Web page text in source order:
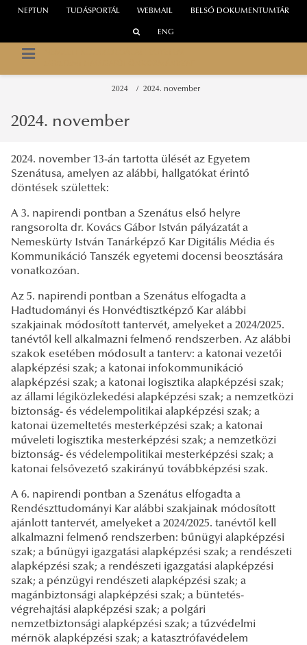
WEBMAIL
NEPTUN TUDÁSPORTÁL BELSŐ DOKUMENTUMTÁR
ENG
2024 2024. november
2024. november
2024. november 13-án tartotta ülését az Egyetem
Szenátusa, amelyen az alábbi, hallgatókat érintő
döntések születtek:
A 3. napirendi pontban a Szenátus első helyre
rangsorolta dr. Kovács Gábor István pályázatát a
Nemeskürty István Tanárképző Kar Digitális Média és
Kommunikáció Tanszék egyetemi docensi beosztására
vonatkozóan.
Az 5. napirendi pontban a Szenátus elfogadta a
Hadtudományi és Honvédtisztképző Kar alábbi
szakjainak módosított tantervét, amelyeket a 2024/2025.
tanévtől kell alkalmazni felmenő rendszerben. Az alábbi
szakok esetében módosult a tanterv: a katonai vezetői
alapképzési szak; a katonai infokommunikáció
alapképzési szak; a katonai logisztika alapképzési szak;
az állami légiközlekedési alapképzési szak; a nemzetközi
biztonság- és védelempolitikai alapképzési szak; a
katonai üzemeltetés mesterképzési szak; a katonai
műveleti logisztika mesterképzési szak; a nemzetközi
biztonság- és védelempolitikai mesterképzési szak; a
katonai felsővezető szakirányú továbbképzési szak.
A 6. napirendi pontban a Szenátus elfogadta a
Rendészttudományi Kar alábbi szakjainak módosított
ajánlott tantervét, amelyeket a 2024/2025. tanévtől kell
alkalmazni felmenő rendszerben: bűnügyi alapképzési
szak; a bűnügyi igazgatási alapképzési szak; a rendészeti
alapképzési szak; a rendészeti igazgatási alapképzési
szak; a pénzügyi rendészeti alapképzési szak; a
magánbiztonsági alapképzési szak; a büntetés-
végrehajtási alapképzési szak; a polgári
nemzetbiztonsági alapképzési szak; a tűzvédelmi
mérnök alapképzési szak; a katasztrófavédelem